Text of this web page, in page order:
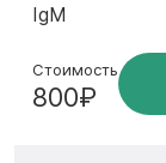
IgM
Стоимость
800₽